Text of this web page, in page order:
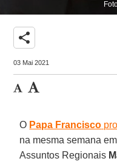
share
03 Mai 2021
O Papa Francisco
na mesma semana
Assuntos Regionais